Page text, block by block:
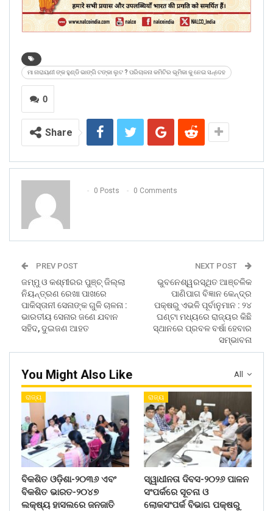
ମା ନାରାୟଣୀ ଙ୍କ ହୁଣ୍ଡି ଭାଙ୍ଗି ଟଙ୍କା ଲୁଟ ? ପରିଚାଳନା କମିଟିର ଭୂମିକା କୁ ନେଇ ସନ୍ଦେହ
0
Share
0 Posts 0 Comments
PREV POST
ଜମ୍ମୁ ଓ କଶ୍ମୀରର ପୁଞ୍ଚ୍ ଜିଲ୍ଲା
ନିୟନ୍ତ୍ରଣ ରେଖା ପାଖରେ
ପାକିସ୍ତାନୀ ସେନାଙ୍କ ଗୁଳି ଚାଳନା :
ଭାରତୀୟ ସେନାର ଜଣେ ଯବାନ
ସହିଦ, ଦୁଇଜଣ ଆହତ
NEXT POST
ଭୁବନେଶ୍ୱରସ୍ଥିତ ଆଞ୍ଚଳିକ
ପାଣିପାଗ ବିଜ୍ଞାନ କେନ୍ଦ୍ର
ପକ୍ଷରୁ ଏଭଳି ପୂର୍ବାନୁମାନ : ୨୪
ଘଣ୍ଟା ମଧ୍ୟରେ ରାଜ୍ୟର କିଛି
ସ୍ଥାନରେ ପ୍ରବଳ ବର୍ଷା ହେବାର
ସମ୍ଭାବନା
All
You Might Also Like
ରାଜ୍ୟ
ବିକଶିତ ଓଡ଼ିଶା-୨୦୩୬ ଏବଂ
ବିକଶିତ ଭାରତ-୨୦୪୭
ଲକ୍ଷ୍ୟ ହାସଲରେ ଜନଜାତି
ରାଜ୍ୟ
ସ୍ୱାଧୀନତା ଦିବସ-୨୦୨୬ ପାଳନ
ସଂପର୍କରେ ସୂଚନା ଓ
ଲୋକସଂପର୍କ ବିଭାଗ ପକ୍ଷରୁ